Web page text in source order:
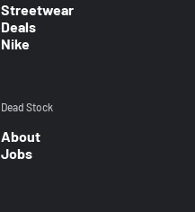
Streetwear
Deals
Nike
Dead Stock
About
Jobs